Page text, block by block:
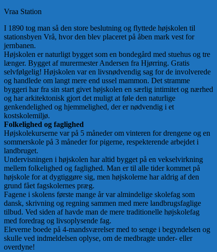
Vraa Station
I 1890 tog man så den store beslutning og flyttede højskolen til
stationsbyen Vrå, hvor den blev placeret på åben mark vest for
jernbanen.
Højskolen er naturligt bygget som en bondegård med stuehus og tre
længer. Bygget af murermester Andersen fra Hjørring. Gratis
selvfølgelig! Højskolen var en livsnødvendig sag for de involverede
og handlede om langt mere end ussel mammon. Det stramme
byggeri har fra sin start givet højskolen en særlig intimitet og nærhed
og har arkitektonisk gjort det muligt at føle den naturlige
genkendelighed og hjemmelighed, der er nødvendig i et
kostskolemiljø.
Folkelighed og faglighed
Højskolekurserne var på 5 måneder om vinteren for drengene og en
sommerskole på 3 måneder for pigerne, respekterende arbejdet i
landbruget.
Undervisningen i højskolen har altid bygget på en vekselvirkning
mellem folkelighed og faglighed. Man er til alle tider kommet på
højskole for at dygtiggøre sig, men højskolerne har aldrig af den
grund fået fagskolernes præg.
Fagene i skolens første mange år var almindelige skolefag som
dansk, skrivning og regning sammen med mere landbrugsfaglige
tilbud. Ved siden af havde man de mere traditionelle højskolefag
med foredrag og livsoplysende fag.
Eleverne boede på 4-mandsværelser med to senge i begyndelsen og
skulle ved indmeldelsen oplyse, om de medbragte under- eller
overdyne!